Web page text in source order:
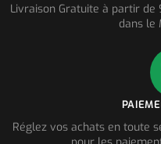
Livraison Gratuite à partir de
dans le
Réglez vos achats en toute